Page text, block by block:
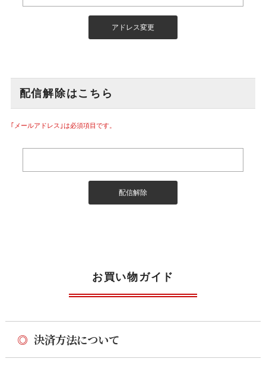
配信解除はこちら
｢メールアドレス｣は必須項目です。
お買い物ガイド
◎ 決済方法について